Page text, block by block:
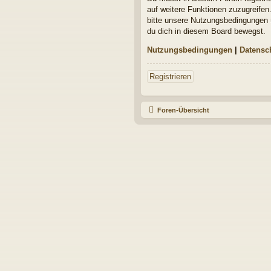
auf weitere Funktionen
bitte unsere
du dich in diesem Board bewegst.
Nutzungsbedingungen |
Registrieren
Foren-Übersicht